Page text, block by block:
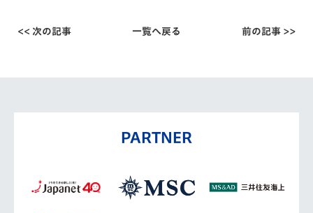
<< 次の記事 一覧へ戻る 前の記事 >>
PARTNER